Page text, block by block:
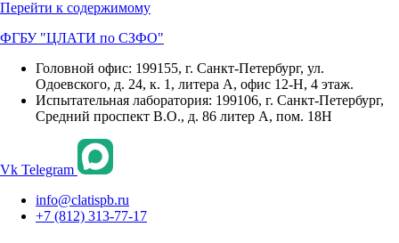
Перейти к содержимому
ФГБУ "ЦЛАТИ по СЗФО"
Головной офис: 199155, г. Санкт-Петербург, ул.
Одоевского, д. 24, к. 1, литера А, офис 12-Н, 4 этаж.
Испытательная лаборатория: 199106, г. Санкт-Петербург,
Средний проспект В.О., д. 86 литер А, пом. 18Н
Vk Telegram
info@clatispb.ru
+7 (812) 313-77-17